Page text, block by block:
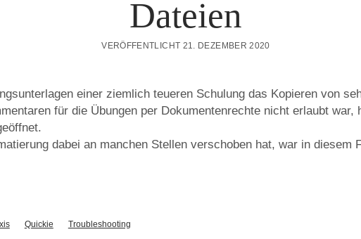
Dateien
VERÖFFENTLICHT 21. DEZEMBER 2020
einer ziemlich teueren Schulung das Kopieren von
für die Übungen per Dokumentenrechte nicht erlaubt war,
dabei an manchen Stellen verschoben hat, war in diesem
Quickie Troubleshooting